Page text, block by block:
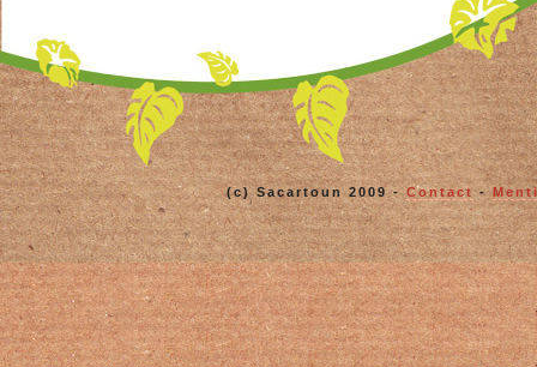
(c) Sacartoun 2009 -Contact -